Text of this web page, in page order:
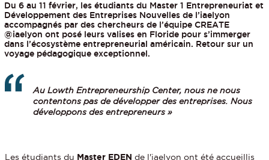
Du 6 au 11 février, les étudiants du Master 1 Entrepreneuriat et
Développement des Entreprises Nouvelles de l’iaelyon
accompagnés par des chercheurs de l’équipe CREATE
@iaelyon ont posé leurs valises en Floride pour s’immerger
dans l’écosystème entrepreneurial américain. Retour sur un
voyage pédagogique exceptionnel.
Au Lowth Entrepreneurship Center, nous ne nous
contentons pas de développer des entreprises. Nous
développons des entrepreneurs »
Les étudiants du Master EDEN de l'iaelyon ont été accueillis